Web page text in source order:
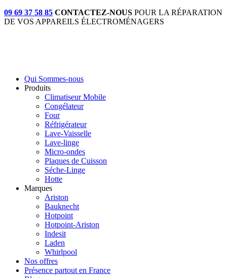
09 69 37 58 85 CONTACTEZ-NOUS POUR LA RÉPARATION
DE VOS APPAREILS ÉLECTROMÉNAGERS
Qui Sommes-nous
Produits
Climatiseur Mobile
Congélateur
Four
Réfrigérateur
Lave-Vaisselle
Lave-linge
Micro-ondes
Plaques de Cuisson
Séche-Linge
Hotte
Marques
Ariston
Bauknecht
Hotpoint
Hotpoint-Ariston
Indesit
Laden
Whirlpool
Nos offres
Présence partout en France